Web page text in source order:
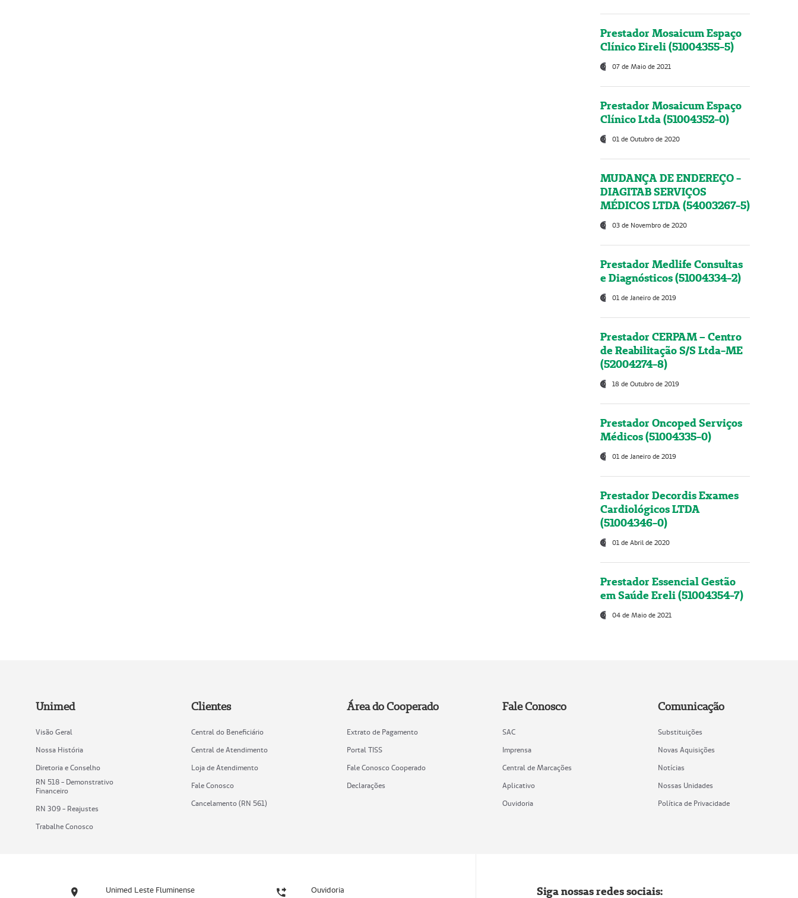
Prestador Mosaicum Espaço
Clínico Eireli (51004355-5)
07 de Maio de 2021
Prestador Mosaicum Espaço
Clínico Ltda (51004352-0)
01 de Outubro de 2020
MUDANÇA DE ENDEREÇO -
DIAGITAB SERVIÇOS
MÉDICOS LTDA (54003267-5)
03 de Novembro de 2020
Prestador Medlife Consultas
e Diagnósticos (51004334-2)
01 de Janeiro de 2019
Prestador CERPAM – Centro
de Reabilitação S/S Ltda-ME
(52004274-8)
18 de Outubro de 2019
Prestador Oncoped Serviços
Médicos (51004335-0)
01 de Janeiro de 2019
Prestador Decordis Exames
Cardiológicos LTDA
(51004346-0)
01 de Abril de 2020
Prestador Essencial Gestão
em Saúde Ereli (51004354-7)
04 de Maio de 2021
Unimed
Visão Geral
Nossa História
Diretoria e Conselho
RN 518 - Demonstrativo
Financeiro
RN 309 - Reajustes
Trabalhe Conosco
Clientes
Central do Beneficiário
Central de Atendimento
Loja de Atendimento
Fale Conosco
Cancelamento (RN 561)
Área do Cooperado
Extrato de Pagamento
Portal TISS
Fale Conosco Cooperado
Declarações
Fale Conosco
SAC
Imprensa
Central de Marcações
Aplicativo
Ouvidoria
Comunicação
Substituições
Novas Aquisições
Notícias
Nossas Unidades
Política de Privacidade
Unimed Leste Fluminense Ouvidoria Siga nossas redes sociais: